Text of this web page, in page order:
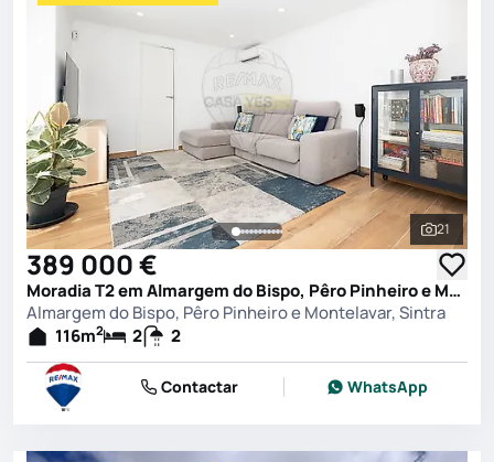
Ver
21
389 000 €
Moradia T2 em Almargem do Bispo, Pêro Pinheiro e Montelavar, Sintra
Almargem do Bispo, Pêro Pinheiro e Montelavar, Sintra
116m2 2 2
Contactar WhatsApp